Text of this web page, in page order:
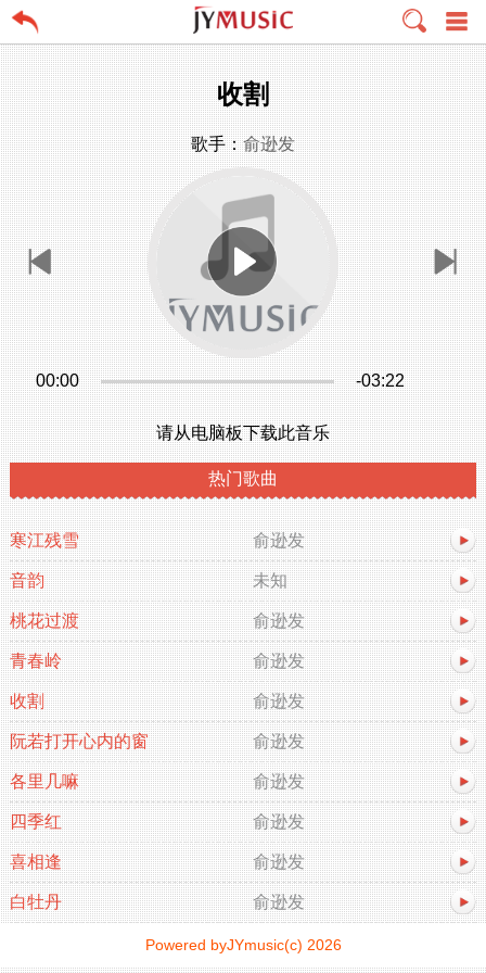
收割
歌手：俞逊发
00:00 -03:22
请从电脑板下载此音乐
热门歌曲
寒江残雪 俞逊发
音韵 未知
桃花过渡 俞逊发
青春岭 俞逊发
收割 俞逊发
阮若打开心内的窗 俞逊发
各里几嘛 俞逊发
四季红 俞逊发
喜相逢 俞逊发
白牡丹 俞逊发
Powered byJYmusic(c) 2026